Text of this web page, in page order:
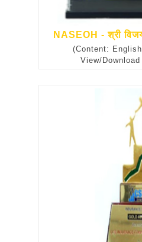
NASEOH - श्री
(Content:
View/